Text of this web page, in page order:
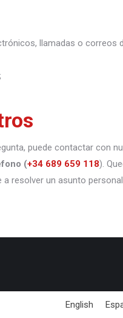
llamadas o correos
puede contactar con
(+34 689 659 118).
resolver un asunto personal.
English